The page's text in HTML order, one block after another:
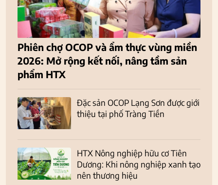
Phiên chợ OCOP và ẩm thực vùng miền
2026: Mở rộng kết nối, nâng tầm sản
phẩm HTX
Đặc sản OCOP Lạng Sơn được giới
thiệu tại phố Tràng Tiền
HTX Nông nghiệp hữu cơ Tiên
Dương: Khi nông nghiệp xanh tạo
nên thương hiệu